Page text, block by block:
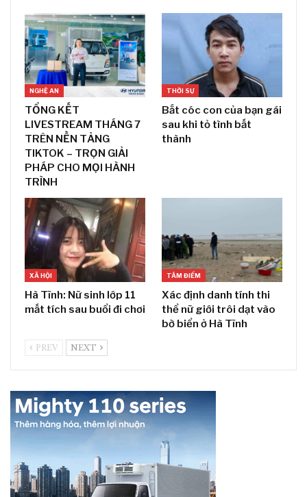
NGHỆ AN
TỔNG KẾT
LIVESTREAM THÁNG 7
TRÊN NỀN TẢNG
TIKTOK – TRỌN GIẢI
PHÁP CHO MỌI HÀNH
TRÌNH
THỜI SỰ
Bắt cóc con của bạn gái
sau khi tỏ tình bất
thành
XÃ HỘI
Hà Tĩnh: Nữ sinh lớp 11
mất tích sau buổi đi chơi
TÂM ĐIỂM
Xác định danh tính thi
thể nữ giới trôi dạt vào
bờ biển ở Hà Tĩnh
PREV NEXT